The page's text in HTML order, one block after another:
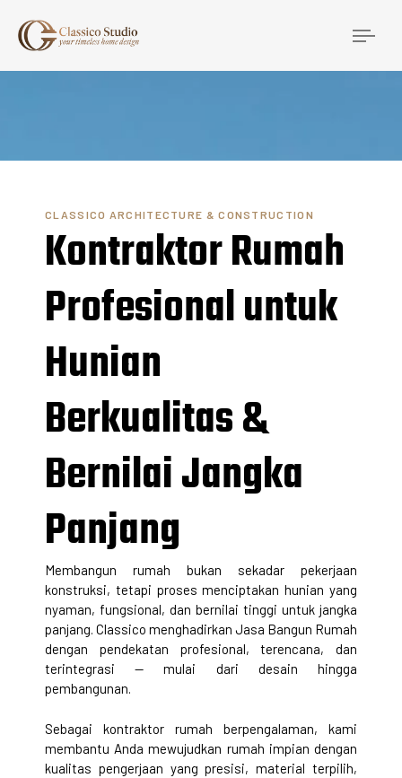
CLASSICO ARCHITECTURE & CONSTRUCTION
Kontraktor Rumah
Profesional untuk
Hunian
Berkualitas &
Bernilai Jangka
Panjang
Membangun rumah bukan sekadar pekerjaan
konstruksi, tetapi proses menciptakan hunian yang
nyaman, fungsional, dan bernilai tinggi untuk jangka
panjang. Classico menghadirkan Jasa Bangun Rumah
dengan pendekatan profesional, terencana, dan
terintegrasi — mulai dari desain hingga
pembangunan.
Sebagai kontraktor rumah berpengalaman, kami
membantu Anda mewujudkan rumah impian dengan
kualitas pengerjaan yang presisi, material terpilih,